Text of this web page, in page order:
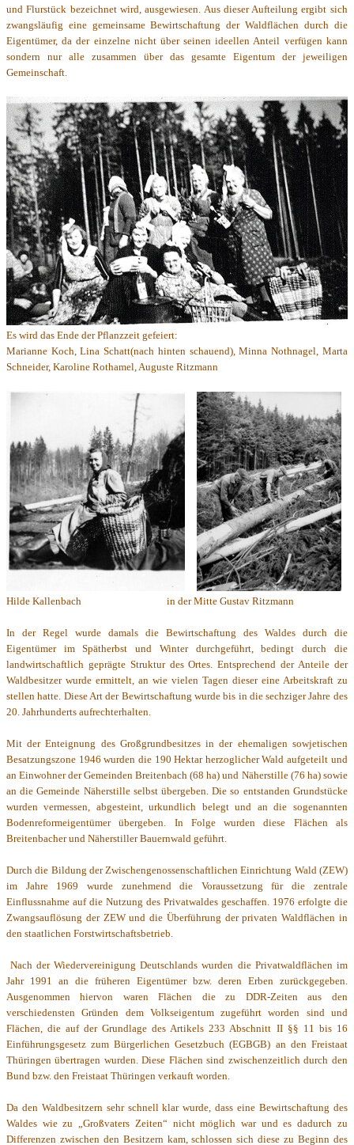
und Flurstück bezeichnet wird, ausgewiesen. Aus dieser Aufteilung ergibt sich
zwangsläufig eine gemeinsame Bewirtschaftung der Waldflächen durch die
Eigentümer, da der einzelne nicht über seinen ideellen Anteil verfügen kann
sondern nur alle zusammen über das gesamte Eigentum der jeweiligen
Gemeinschaft.
Es wird das Ende der Pflanzzeit gefeiert:
Marianne Koch, Lina Schatt(nach hinten schauend), Minna Nothnagel, Marta
Schneider, Karoline Rothamel, Auguste Ritzmann
Hilde Kallenbach in der Mitte Gustav Ritzmann
In der Regel wurde damals die Bewirtschaftung des Waldes durch die
Eigentümer im Spätherbst und Winter durchgeführt, bedingt durch die
landwirtschaftlich geprägte Struktur des Ortes. Entsprechend der Anteile der
Waldbesitzer wurde ermittelt, an wie vielen Tagen dieser eine Arbeitskraft zu
stellen hatte. Diese Art der Bewirtschaftung wurde bis in die sechziger Jahre des
20. Jahrhunderts aufrechterhalten.
Mit der Enteignung des Großgrundbesitzes in der ehemaligen sowjetischen
Besatzungszone 1946 wurden die 190 Hektar herzoglicher Wald aufgeteilt und
an Einwohner der Gemeinden Breitenbach (68 ha) und Näherstille (76 ha) sowie
an die Gemeinde Näherstille selbst übergeben. Die so entstanden Grundstücke
wurden vermessen, abgesteint, urkundlich belegt und an die sogenannten
Bodenreformeigentümer übergeben. In Folge wurden diese Flächen als
Breitenbacher und Näherstiller Bauernwald geführt.
Durch die Bildung der Zwischengenossenschaftlichen Einrichtung Wald (ZEW)
im Jahre 1969 wurde zunehmend die Voraussetzung für die zentrale
Einflussnahme auf die Nutzung des Privatwaldes geschaffen. 1976 erfolgte die
Zwangsauflösung der ZEW und die Überführung der privaten Waldflächen in
den staatlichen Forstwirtschaftsbetrieb.
Nach der Wiedervereinigung Deutschlands wurden die Privatwaldflächen im
Jahr 1991 an die früheren Eigentümer bzw. deren Erben zurückgegeben.
Ausgenommen hiervon waren Flächen die zu DDR-Zeiten aus den
verschiedensten Gründen dem Volkseigentum zugeführt worden sind und
Flächen, die auf der Grundlage des Artikels 233 Abschnitt II §§ 11 bis 16
Einführungsgesetz zum Bürgerlichen Gesetzbuch (EGBGB) an den Freistaat
Thüringen übertragen wurden. Diese Flächen sind zwischenzeitlich durch den
Bund bzw. den Freistaat Thüringen verkauft worden.
Da den Waldbesitzern sehr schnell klar wurde, dass eine Bewirtschaftung des
Waldes wie zu „Großvaters Zeiten“ nicht möglich war und es dadurch zu
Differenzen zwischen den Besitzern kam, schlossen sich diese zu Beginn des